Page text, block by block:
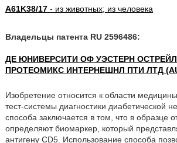
A61K38/17- из животных; из человека
Владельцы патента RU 2596486:
ДЕ ЮНИВЕРСИТИ ОФ УЭСТЕРН
ПРОТЕОМИКС ИНТЕРНЕШНЛ ПТИ ЛТД
Изобретение относится к области
тест-системы диагностики диабетической
способа заключается в том, что в образце
определяют биомаркер, который
антигену CD5. Использование способа